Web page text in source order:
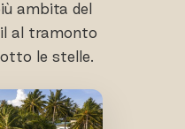
ambita del
al tramonto
le stelle.